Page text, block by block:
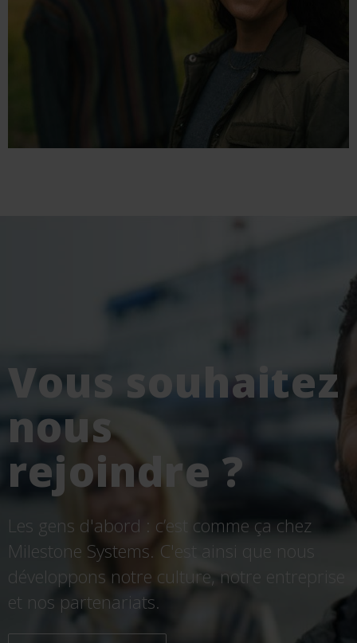
Vous souhaitez
nous
rejoindre ?
Les gens d'abord : c’est comme ça chez
Milestone Systems. C'est ainsi que nous
développons notre culture, notre entreprise
et nos partenariats.